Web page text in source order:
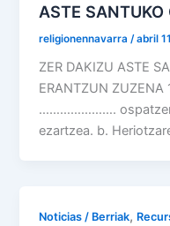
ASTE SANTUKO
religionennavarra /abril
ZER DAKIZU ASTE
ERANTZUN ZUZENA
…………………. ospatzen
ezartzea. b.
Noticias / Berriak,